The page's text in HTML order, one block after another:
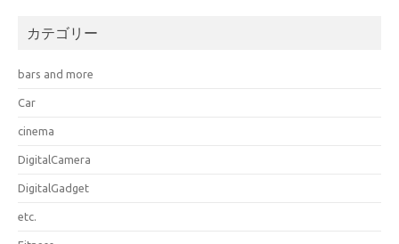
カテゴリー
bars and more
Car
cinema
DigitalCamera
DigitalGadget
etc.